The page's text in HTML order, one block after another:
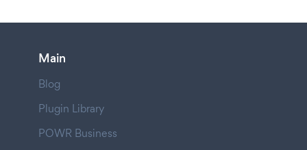
Main
Blog
Plugin Library
POWR Business